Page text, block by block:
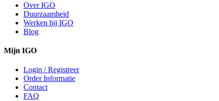
Over IGO
Duurzaamheid
Werken bij IGO
Blog
Mijn IGO
Login / Registreer
Order Informatie
Contact
FAQ